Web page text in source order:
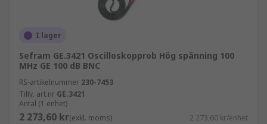
I lager
Sefram GE.3421 Oscilloskopprob Hög spänning 100
MHz GE 100 dB BNC
RS-artikelnummer 230-7453
Tillv. art.nr GE.3421
Antal (1 enhet)
2 273,60 kr(exkl. moms) 2 273,60 kr/enhet